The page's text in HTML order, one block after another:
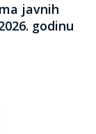
javnih
godinu